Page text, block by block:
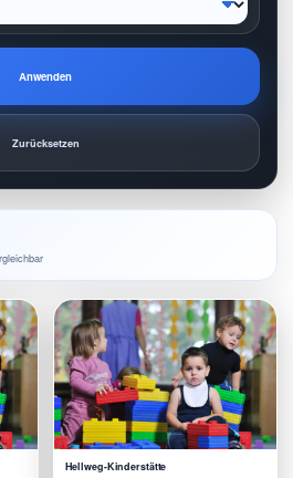
Anwenden
Zurücksetzen
Hellweg-Kinderstätte